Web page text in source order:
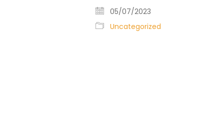
05/07/2023
Uncategorized